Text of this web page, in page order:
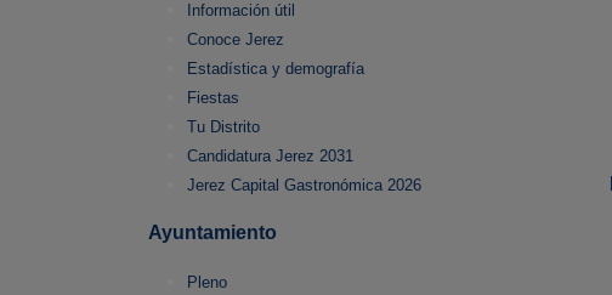
Información útil
Conoce Jerez
Estadística y demografía
Fiestas
Tu Distrito
Candidatura Jerez 2031
Jerez Capital Gastronómica 2026
Ayuntamiento
Pleno